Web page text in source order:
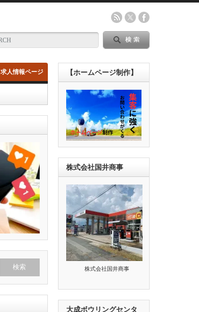
求人情報ページ 【ホームページ制作】
株式会社国井商事
株式会社国井商事
大成ボウリングセンタ